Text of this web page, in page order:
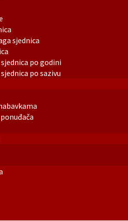
sjednica
po godini
po sazivu